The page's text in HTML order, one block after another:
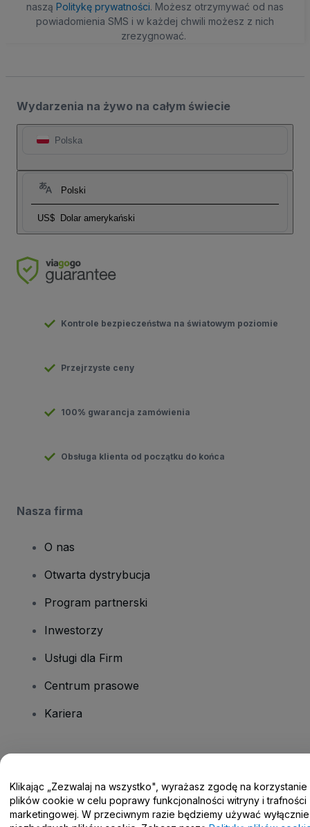
naszą Politykę prywatności. Możesz otrzymywać od nas
powiadomienia SMS i w każdej chwili możesz z nich
zrezygnować.
Wydarzenia na żywo na całym świecie
Polska
Polski
US$ Dolar amerykański
Kontrole bezpieczeństwa na światowym poziomie
Przejrzyste ceny
100% gwarancja zamówienia
Obsługa klienta od początku do końca
Nasza firma
O nas
Otwarta dystrybucja
Program partnerski
Inwestorzy
Usługi dla Firm
Centrum prasowe
Kariera
Centrum pomocy / Skontaktuj się z nami
Klikając „Zezwalaj na wszystko", wyrażasz zgodę na korzystanie
plików cookie w celu poprawy funkcjonalności witryny i trafności
marketingowej. W przeciwnym razie będziemy używać wyłącznie